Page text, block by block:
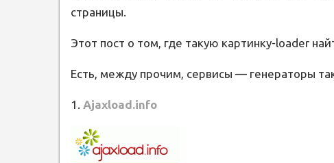
страницы.
Этот пост о том, где такую картинку-loader
Есть, между прочим, сервисы — генераторы
1. Ajaxload.info